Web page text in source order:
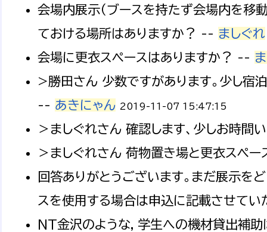
会場内展示（ブースを持たず会場内を移
ておける場所はありますか？ -- ましぐれ
会場に更衣スペースはありますか？ --
>勝田さん 少数ですがあります。少し宿
-- あきにゃん 2019-11-07 15:47:15
＞ましぐれさん 確認します、少しお時間
＞ましぐれさん 荷物置き場と更衣スペ
回答ありがとうございます。まだ展示を
スを使用する場合は申込に記載させて
NT金沢のような，学生への機材貸出補